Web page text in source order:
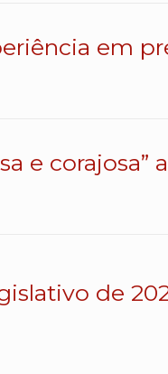
em
e corajosa”
de